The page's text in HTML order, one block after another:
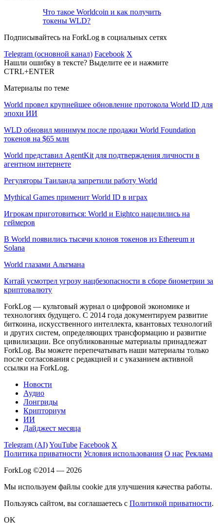
Что такое Worldcoin и как получить
токены WLD?
Подписывайтесь на ForkLog в социальных сетях
Telegram (основной канал) Facebook X
Нашли ошибку в тексте? Выделите ее и нажмите
CTRL+ENTER
Материалы по теме
World провел крупнейшее обновление протокола World ID для
эпохи ИИ
WLD обновил минимум после продажи World Foundation
токенов на $65 млн
World представил AgentKit для подтверждения личности в
агентном интернете
Регуляторы Таиланда запретили работу World
Mythical Games применит World ID в играх
Игрокам приготовиться: World и Eightco нацелились на
геймеров
В World появились тысячи клонов токенов из Ethereum и
Solana
World глазами Альтмана
Китай усмотрел угрозу нацбезопасности в сборе биометрии за
криптовалюту
ForkLog — культовый журнал о цифровой экономике и
технологиях будущего. С 2014 года документируем развитие
биткоина, искусственного интеллекта, квантовых технологий
и других систем, определяющих трансформацию и развитие
цивилизации. Все опубликованные материалы принадлежат
ForkLog. Вы можете перепечатывать наши материалы только
после согласования с редакцией и с указанием активной
ссылки на ForkLog.
Новости
Аудио
Лонгриды
Крипториум
ИИ
Дайджест месяца
Telegram (AI)YouTube Facebook X
Политика приватности Условия использования О нас Реклама
ForkLog ©2014 — 2026
Мы используем файлы cookie для улучшения качества работы.
Пользуясь сайтом, вы соглашаетесь с Политикой приватности.
OK